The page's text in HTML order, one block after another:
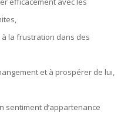
la frustration dans des
et à prospérer de lui,
sentiment d’appartenance